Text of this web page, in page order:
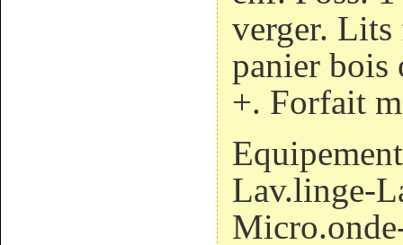
verger. Lits
panier bois
+. Forfait
Lav.linge-